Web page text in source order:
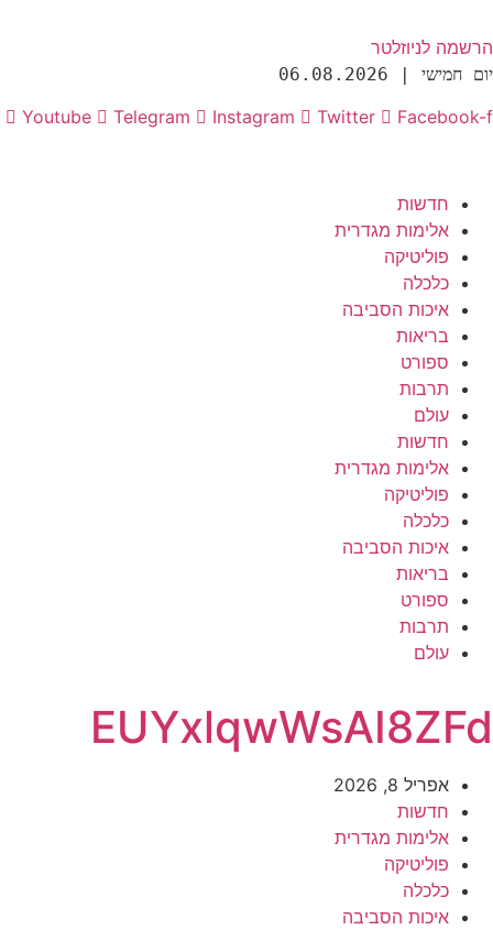
הרשמה לניוזלטר
יום חמישי | 06.08.2026
Youtube Telegram Instagram Twitter Facebook-f
חדשות
אלימות מגדרית
פוליטיקה
כלכלה
איכות הסביבה
בריאות
ספורט
תרבות
עולם
חדשות
אלימות מגדרית
פוליטיקה
כלכלה
איכות הסביבה
בריאות
ספורט
תרבות
עולם
EUYxlqwWsAI8ZFd
אפריל 8, 2026
חדשות
אלימות מגדרית
פוליטיקה
כלכלה
איכות הסביבה